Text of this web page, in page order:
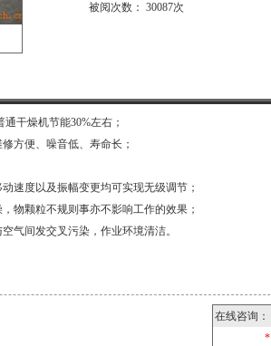
被阅次数： 30087次
干燥机节能30%左右；
方便、噪音低、寿命长；
速度以及振幅变更均可实现无级调节；
物颗粒不规则事亦不影响工作的效果；
气间发交叉污染，作业环境清洁。
在线咨询：
*